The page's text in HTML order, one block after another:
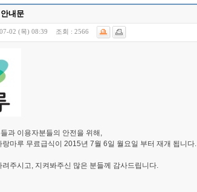
내문
02 (목) 08:39 조회 : 2566
과 이용자분들의 안전을 위해,
마루 무료급식이 2015년 7월 6일 월요일 부터 재개 됩니다.
주시고, 지켜봐주신 많은 분들께 감사드립니다.